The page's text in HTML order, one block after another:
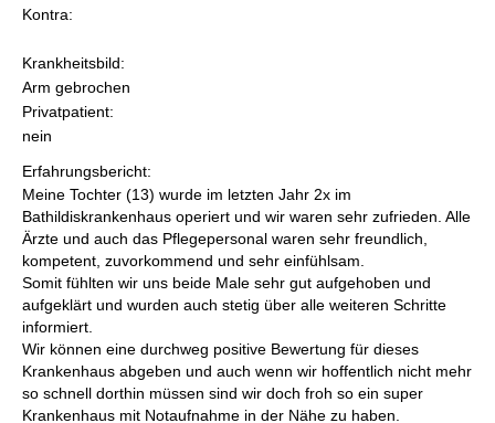
Kontra:
Krankheitsbild:
Arm gebrochen
Privatpatient:
nein
Erfahrungsbericht:
Meine Tochter (13) wurde im letzten Jahr 2x im
Bathildiskrankenhaus operiert und wir waren sehr zufrieden. Alle
Ärzte und auch das Pflegepersonal waren sehr freundlich,
kompetent, zuvorkommend und sehr einfühlsam.
Somit fühlten wir uns beide Male sehr gut aufgehoben und
aufgeklärt und wurden auch stetig über alle weiteren Schritte
informiert.
Wir können eine durchweg positive Bewertung für dieses
Krankenhaus abgeben und auch wenn wir hoffentlich nicht mehr
so schnell dorthin müssen sind wir doch froh so ein super
Krankenhaus mit Notaufnahme in der Nähe zu haben.